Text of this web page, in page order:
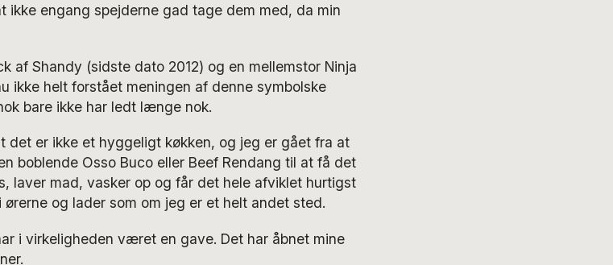
ikke engang spejderne gad tage dem med, da min
af Shandy (sidste dato 2012) og en mellemstor Ninja
ikke helt forstået meningen af denne symbolske
bare ikke har ledt længe nok.
det er ikke et hyggeligt køkken, og jeg er gået fra at
boblende Osso Buco eller Beef Rendang til at få det
laver mad, vasker op og får det hele afviklet hurtigst
og lader som om jeg er et helt andet sted.
i virkeligheden været en gave. Det har åbnet mine